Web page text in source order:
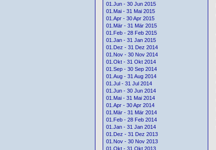
01.Jun - 30 Jun 2015
01.Mai - 31 Mai 2015
01.Apr - 30 Apr 2015
01.Mär - 31 Mär 2015
01.Feb - 28 Feb 2015
01.Jan - 31 Jan 2015
01.Dez - 31 Dez 2014
01.Nov - 30 Nov 2014
01.Okt - 31 Okt 2014
01.Sep - 30 Sep 2014
01.Aug - 31 Aug 2014
01.Jul - 31 Jul 2014
01.Jun - 30 Jun 2014
01.Mai - 31 Mai 2014
01.Apr - 30 Apr 2014
01.Mär - 31 Mär 2014
01.Feb - 28 Feb 2014
01.Jan - 31 Jan 2014
01.Dez - 31 Dez 2013
01.Nov - 30 Nov 2013
01.Okt - 31 Okt 2013